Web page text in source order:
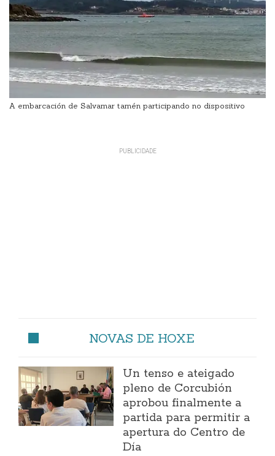
A embarcación de Salvamar tamén participando no dispositivo
NOVAS DE HOXE
Un tenso e ateigado
pleno de Corcubión
aprobou finalmente a
partida para permitir a
apertura do Centro de
Día